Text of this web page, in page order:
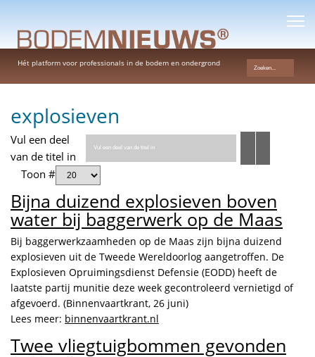
Hét platform voor professionals in de bodem en ondergrond
explosieven
Vul een deel
van de titel in
Toon #
Bijna duizend explosieven boven
water bij baggerwerk op de Maas
Bij baggerwerkzaamheden op de Maas zijn bijna duizend
explosieven uit de Tweede Wereldoorlog aangetroffen. De
Explosieven Opruimingsdienst Defensie (EODD) heeft de
laatste partij munitie deze week gecontroleerd vernietigd of
afgevoerd. (Binnenvaartkrant, 26 juni)
Lees meer: binnenvaartkrant.nl
Twee vliegtuigbommen gevonden